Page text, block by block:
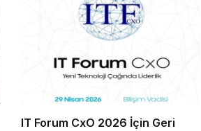
IT Forum CxO 2026 İçin Geri